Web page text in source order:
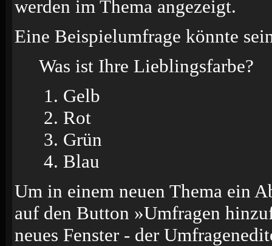
werden im Thema angezeigt.
Eine Beispielumfrage könnte
Was ist Ihre Lieblingsfarbe?
Gelb
Rot
Grün
Blau
Um in einem neuen Thema ein
auf den Button »Umfragen
neues Fenster - der